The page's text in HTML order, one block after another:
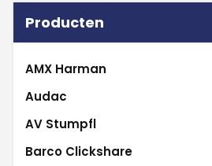
Producten
AMX Harman
Audac
AV Stumpfl
Barco Clickshare